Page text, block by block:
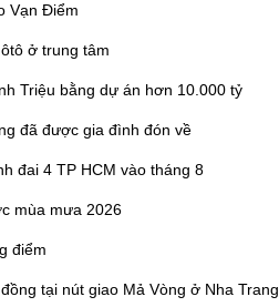
Vạn Điểm
ở trung tâm
Triệu bằng dự án hơn 10.000 tỷ
đã được gia đình đón về
đai 4 TP HCM vào tháng 8
mùa mưa 2026
điểm
tại nút giao Mả Vòng ở Nha Trang